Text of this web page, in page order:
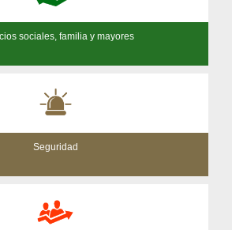
sociales, familia y mayores
Seguridad